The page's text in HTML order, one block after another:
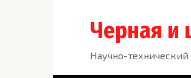
Черная и
Научно-